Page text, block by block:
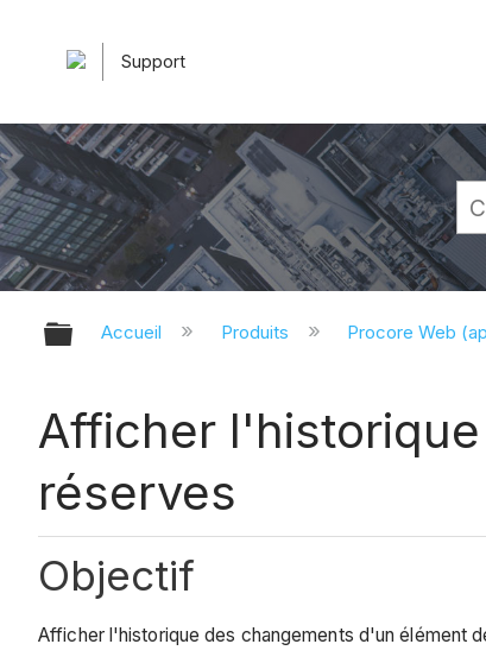
Support
Développer/réduire la
Accueil Produits Procore Web
Afficher
réserves
Objectif
Afficher l'historique des changements d'un élément